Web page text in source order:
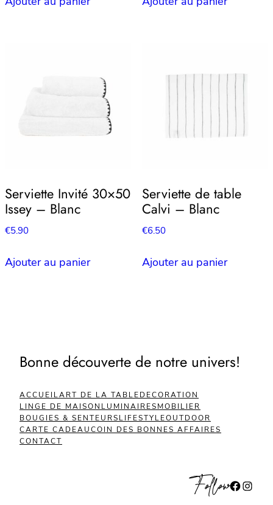
Serviette Invité 30×50
Issey – Blanc
€5.90
Ajouter au panier
Serviette de table
Calvi – Blanc
€6.50
Ajouter au panier
Bonne découverte de notre univers!
ACCUEILART DE LA TABLEDECORATION
LINGE DE MAISON LUMINAIRESMOBILIER
BOUGIES & SENTEURSLIFESTYLEOUTDOOR
CARTE CADEAUCOIN DES BONNES AFFAIRES
CONTACT
FollowFacebook Instagram